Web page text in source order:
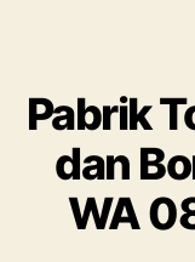
Pabrik
dan
WA